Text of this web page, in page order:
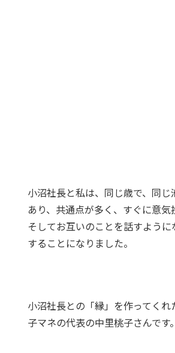
小沼社長と私は、同じ歳で、同じ
あり、共通点が多く、すぐに意気
そしてお互いのことを話すように
することになりました。
小沼社長との「縁」を作ってくれ
子マネの代表の中里桃子さんです。